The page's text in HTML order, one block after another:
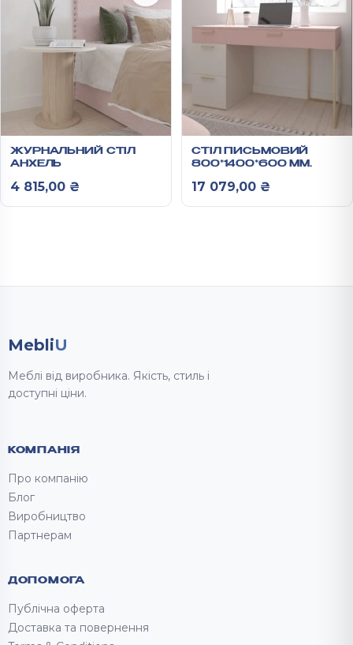
ЖУРНАЛЬНИЙ СТІЛ
АНХЕЛЬ
4 815,00 ₴
СТІЛ ПИСЬМОВИЙ
800*1400*600 ММ
17 079,00 ₴
MebliU
Меблі від виробника. Якість, стиль і
доступні ціни.
КОМПАНІЯ
Про компанію
Блог
Виробництво
Партнерам
ДОПОМОГА
Публічна оферта
Доставка та повернення